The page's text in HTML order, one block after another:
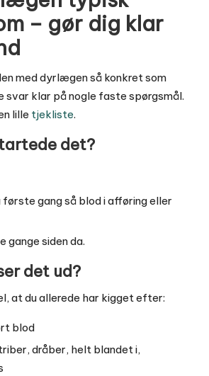
– gør dig klar
med dyrlægen så konkret som
svar klar på nogle faste spørgsmål.
lille tjekliste.
det?
første gang så blod i afføring eller
gange siden da.
det ud?
at du allerede har kigget efter:
blod
dråber, helt blandet i,